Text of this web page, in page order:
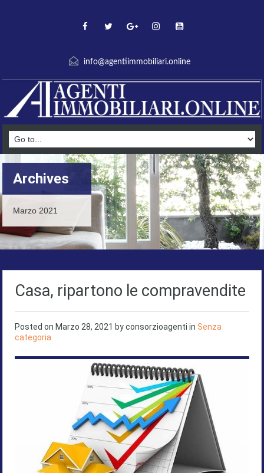
info@agentiimmobiliari.online
Archives
Marzo 2021
Casa, ripartono le compravendite
Posted on Marzo 28, 2021 byconsorzioagenti in Senza
categoria